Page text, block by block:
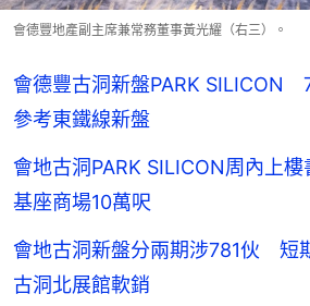
會德豐地產副主席兼常務董事黃光耀（右三）。
會德豐古洞新盤PARK
參考東鐵線新盤
會地古洞PARK SILICON周內上
基座商場10萬呎
會地古洞新盤分兩期涉781伙
古洞北展館軟銷